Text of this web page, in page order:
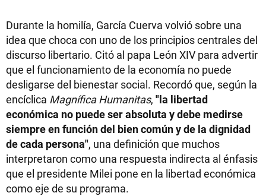
Durante la homilía, García Cuerva volvió sobre una
idea que choca con uno de los principios centrales del
discurso libertario. Citó al papa León XIV para advertir
que el funcionamiento de la economía no puede
desligarse del bienestar social. Recordó que, según la
encíclica Magnífica Humanitas, "la libertad
económica no puede ser absoluta y debe medirse
siempre en función del bien común y de la dignidad
de cada persona", una definición que muchos
interpretaron como una respuesta indirecta al énfasis
que el presidente Milei pone en la libertad económica
como eje de su programa.